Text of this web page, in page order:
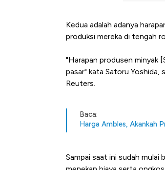
Kedua adalah adanya
produksi mereka di tengah
"Harapan produsen minyak
pasar" kata Satoru Yoshida,
Reuters.
Baca:
Harga Ambles, Akankah
Sampai saat ini sudah mulai